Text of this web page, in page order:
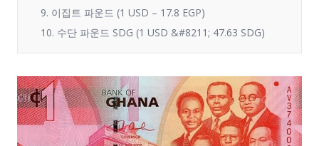
9. 이집트 파운드 (1 USD – 17.8 EGP)
10. 수단 파운드 SDG (1 USD &#8211; 47.63 SDG)